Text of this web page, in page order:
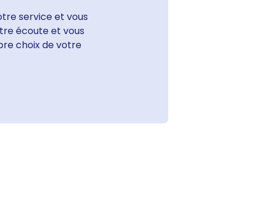
service et vous
écoute et vous
choix de votre